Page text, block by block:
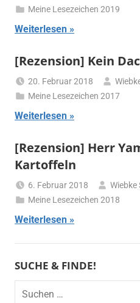
Meine Lesezeichen 2019
Weiterlesen
[Rezension] Kein
20. Februar 2018
Meine Lesezeichen 2017
Weiterlesen
[Rezension] Herr
Kartoffeln
6. Februar 2018
Wiebke
Meine Lesezeichen 2018
Weiterlesen
SUCHE & FINDE!
Suchen